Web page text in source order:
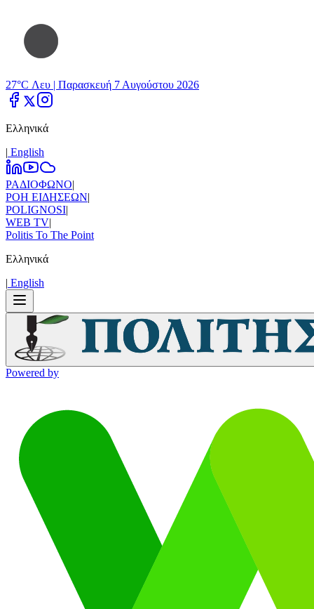
27°C Λευ | Παρασκευή 7 Αυγούστου 2026
Ελληνικά
| Εnglish
ΡΑΔΙΟΦΩΝΟ|
ΡΟΗ ΕΙΔΗΣΕΩΝ|
POLIGNOSI|
WEB TV|
Politis To The Point
Ελληνικά
| Εnglish
Powered by